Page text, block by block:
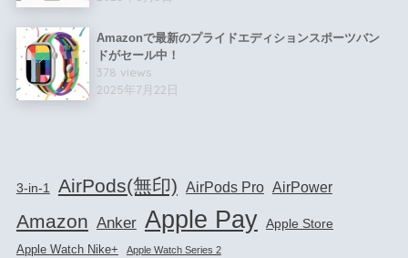
Amazonで最新のプライドエディションスポーツバン
ドがセール中！
378 views
2025年7月22日
3-in-1 AirPods(無印) AirPods Pro AirPower
Amazon Anker Apple Pay Apple Store
Apple Watch Nike+ Apple Watch Series 2